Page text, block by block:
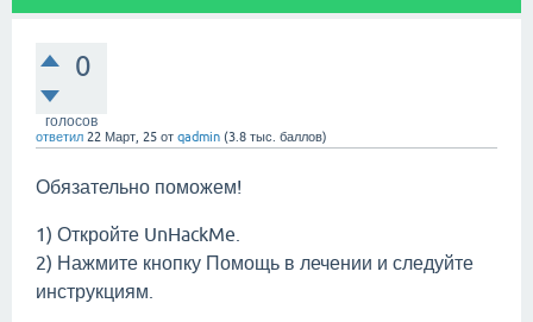
0
голосов
ответил 22 Март, 25 от qadmin (3.8 тыс. баллов)
Обязательно поможем!
1) Откройте UnHackMe.
2) Нажмите кнопку Помощь в лечении и следуйте
инструкциям.